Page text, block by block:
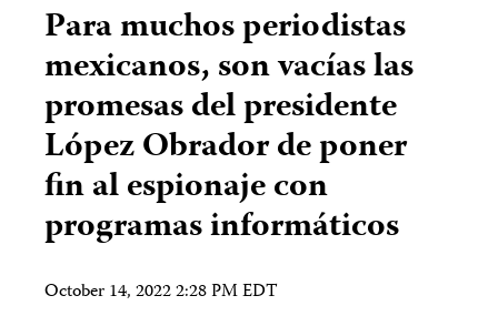
Para muchos periodistas
mexicanos, son vacías las
promesas del presidente
López Obrador de poner
fin al espionaje con
programas informáticos
October 14, 2022 2:28 PM EDT